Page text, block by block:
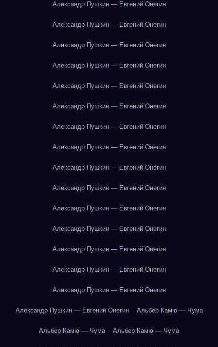
Александр Пушкин — Евгений Онегин
Александр Пушкин — Евгений Онегин
Александр Пушкин — Евгений Онегин
Александр Пушкин — Евгений Онегин
Александр Пушкин — Евгений Онегин
Александр Пушкин — Евгений Онегин
Александр Пушкин — Евгений Онегин
Александр Пушкин — Евгений Онегин
Александр Пушкин — Евгений Онегин
Александр Пушкин — Евгений Онегин
Александр Пушкин — Евгений Онегин
Александр Пушкин — Евгений Онегин
Александр Пушкин — Евгений Онегин
Александр Пушкин — Евгений Онегин
Александр Пушкин — Евгений Онегин
Александр Пушкин — Евгений Онегин Альбер Камю — Чума
Альбер Камю — Чума Альбер Камю — Чума